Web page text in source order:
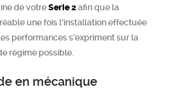
de votreSerie 2afin que la
une fois l'installation effectuée
performances s'expriment sur la
régime possible.
en mécanique